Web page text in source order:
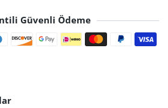
Güvenli Ödeme
Ödeme yöntemleri